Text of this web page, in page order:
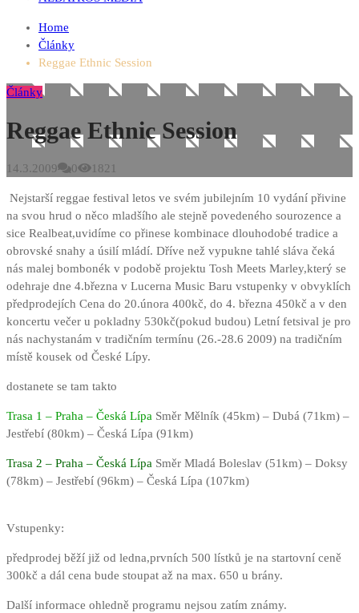
Home
Články
Reggae Ethnic Session
Články
Reggae Ethnic Session
14.3.2009 0 1821
Nejstarší reggae festival letos ve svém jubilejním 10 vydání přivine
na svou hrud o něco mladšího ale stejně povedeného sourozence a
sice Realbeat,uvidíme co přinese kombinace dlouhodobé tradice a
obrovské snahy a úsilí mládí. Dříve než vypukne tahlé sláva čeká
nás malej bombonék v podobě projektu Tosh Meets Marley,který se
odehraje dne 4.března v Lucerna Music Baru vstupenky v obvyklích
předprodejích Cena do 20.února 400kč, do 4. března 450kč a v den
koncertu večer u pokladny 530kč(pokud budou) Letní fetsival je pro
nás nachystanám v tradičním termínu (26.-28.6 2009) na tradičním
místě kousek od České Lípy.
dostanete se tam takto
Trasa 1 – Praha – Česká Lípa Směr Mělník (45km) – Dubá (71km) –
Jestřebí (80km) – Česká Lípa (91km)
Trasa 2 – Praha – Česká Lípa Směr Mladá Boleslav (51km) – Doksy
(78km) – Jestřebí (96km) – Česká Lípa (107km)
Vstupenky:
předprodej běží již od ledna,prvních 500 lístků je na startovní ceně
300kč a dál cena bude stoupat až na max. 650 u brány.
Další informace ohledně programu nejsou zatím známy.